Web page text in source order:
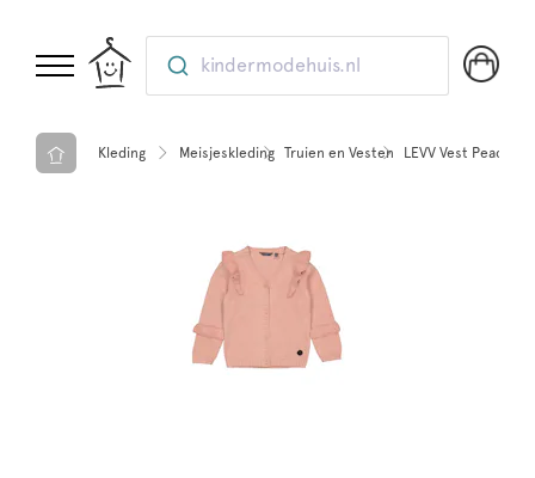
kindermodehuis.nl
Kleding Meisjeskleding Truien en Vesten LEVV Vest Peach